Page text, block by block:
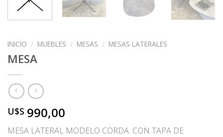
INICIO / MUEBLES / MESAS / MESAS LATERALES
MESA
U$S 990,00
MESA LATERAL MODELO CORDA. CON TAPA DE